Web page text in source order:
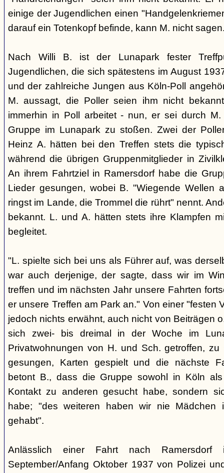
einige der Jugendlichen einen
darauf ein Totenkopf befinde, kann M. nicht
Nach Willi B. ist der Lunapark fester
Jugendlichen, die sich spätestens im August
und der zahlreiche Jungen aus Köln-Poll
M. aussagt, die Poller seien ihm nicht
immerhin in Poll arbeitet - nun, er sei durch M.
Gruppe im Lunapark zu stoßen. Zwei der
Heinz A. hätten bei den Treffen stets die
während die übrigen Gruppenmitglieder in
An ihrem Fahrtziel in Ramersdorf habe die
Lieder gesungen, wobei B. "Wiegende Wellen
ringst im Lande, die Trommel die rührt" nennt.
bekannt. L. und A. hätten stets ihre Klampfen
begleitet.
"L. spielte sich bei uns als Führer auf, was
war auch derjenige, der sagte, dass wir im
treffen und im nächsten Jahr unsere Fahrten
er unsere Treffen am Park an." Von einer "festen
jedoch nichts erwähnt, auch nicht von Beiträgen
sich zwei- bis dreimal in der Woche im
Privatwohnungen von H. und Sch. getroffen, zu
gesungen, Karten gespielt und die nächste
betont B., dass die Gruppe sowohl in Köln
Kontakt zu anderen gesucht habe, sondern
habe; "des weiteren haben wir nie Mädchen
gehabt".
Anlässlich einer Fahrt nach
September/Anfang Oktober 1937 von Polizei